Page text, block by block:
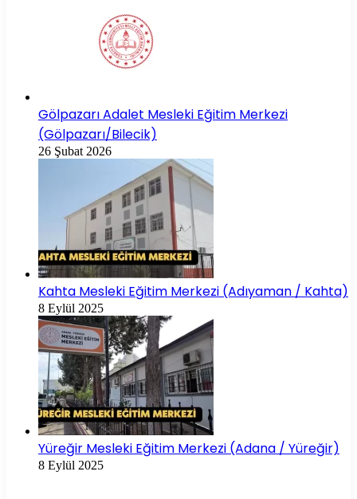
Gölpazarı Adalet Mesleki Eğitim Merkezi
(Gölpazarı/Bilecik)
26 Şubat 2026
Kahta Mesleki Eğitim Merkezi (Adıyaman / Kahta)
8 Eylül 2025
Yüreğir Mesleki Eğitim Merkezi (Adana / Yüreğir)
8 Eylül 2025